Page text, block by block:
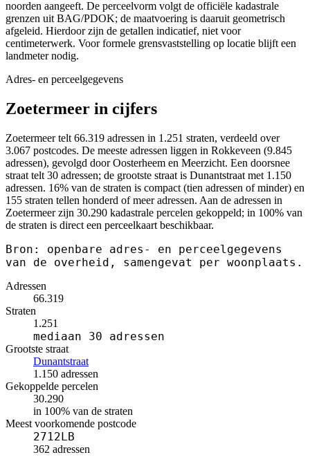
noorden aangeeft. De perceelvorm volgt de officiële kadastrale
grenzen uit BAG/PDOK; de maatvoering is daaruit geometrisch
afgeleid. Hierdoor zijn de getallen indicatief, niet voor
centimeterwerk. Voor formele grensvaststelling op locatie blijft een
landmeter nodig.
Adres- en perceelgegevens
Zoetermeer in cijfers
Zoetermeer telt 66.319 adressen in 1.251 straten, verdeeld over
3.067 postcodes. De meeste adressen liggen in Rokkeveen (9.845
adressen), gevolgd door Oosterheem en Meerzicht. Een doorsnee
straat telt 30 adressen; de grootste straat is Dunantstraat met 1.150
adressen. 16% van de straten is compact (tien adressen of minder) en
155 straten tellen honderd of meer adressen. Aan de adressen in
Zoetermeer zijn 30.290 kadastrale percelen gekoppeld; in 100% van
de straten is direct een perceelkaart beschikbaar.
Bron: openbare adres- en perceelgegevens
van de overheid, samengevat per woonplaats.
Adressen
66.319
Straten
1.251
mediaan 30 adressen
Grootste straat
Dunantstraat
1.150 adressen
Gekoppelde percelen
30.290
in 100% van de straten
Meest voorkomende postcode
2712LB
362 adressen